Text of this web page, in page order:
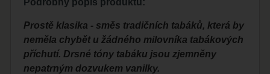
Prostě klasika - směs tradičních tabáků, která by
neměla chybět u žádného milovníka tabákových
příchutí. Drsné tóny tabáku jsou zjemněny
nepatrným dozvukem vanilky.